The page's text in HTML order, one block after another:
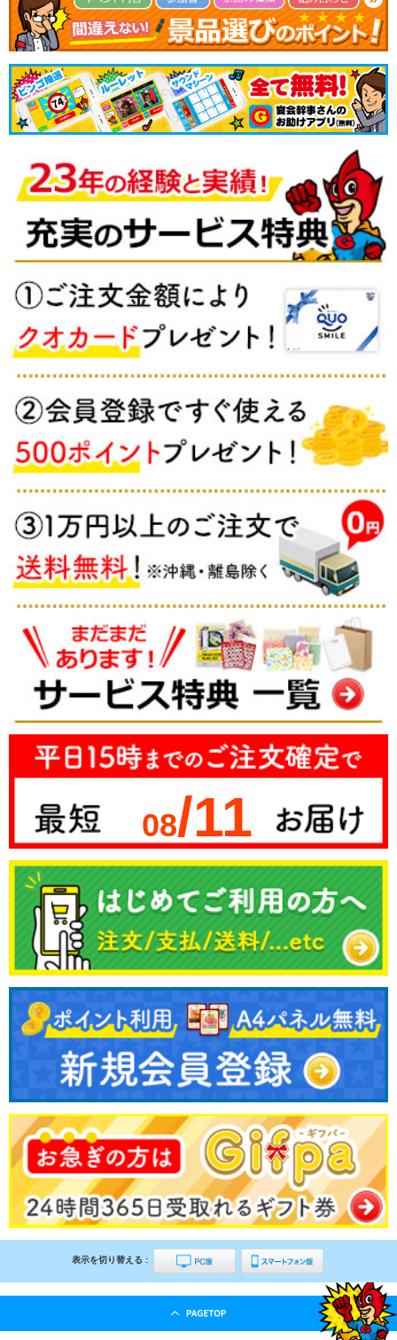
08/11
表示を切り替える :